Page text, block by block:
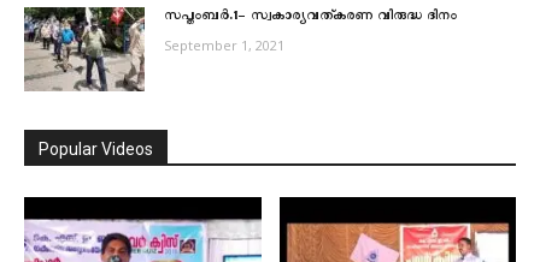
സപ്തംബര്‍.1- സ്വകാര്യവത്കരണ വിരുദ്ധ ദിനം
September 1, 2021
Popular Videos